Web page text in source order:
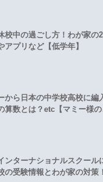
校中の過ごし方！わが家の
アプリなど【低学年】
から日本の中学校高校に編
算数とは？etc【マミー様の
ンターナショナルスクール
の受験情報とわが家の対策！